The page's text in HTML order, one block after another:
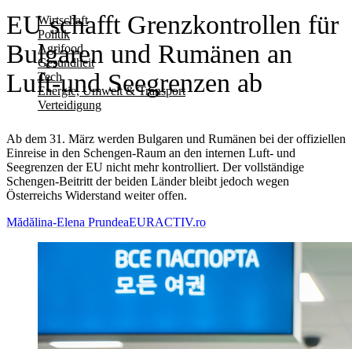
Wirtschaft
Politik
Agrifood
Gesundheit
Tech
Energie, Umwelt & Transport
Verteidigung
EU schafft Grenzkontrollen für
Bulgaren und Rumänen an
Luft-und Seegrenzen ab
Ab dem 31. März werden Bulgaren und Rumänen bei der offiziellen
Einreise in den Schengen-Raum an den internen Luft- und
Seegrenzen der EU nicht mehr kontrolliert. Der vollständige
Schengen-Beitritt der beiden Länder bleibt jedoch wegen
Österreichs Widerstand weiter offen.
Mădălina-Elena PrundeaEURACTIV.ro